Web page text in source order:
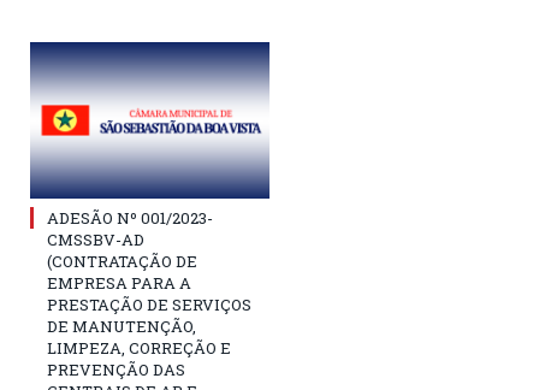
ADESÃO Nº 001/2023-
CMSSBV-AD
(CONTRATAÇÃO DE
EMPRESA PARA A
PRESTAÇÃO DE SERVIÇOS
DE MANUTENÇÃO,
LIMPEZA, CORREÇÃO E
PREVENÇÃO DAS